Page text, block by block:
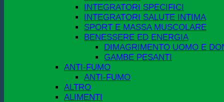
INTEGRATORI SPECIFICI
INTEGRATORI SALUTE INTIMA
SPORT E MASSA MUSCOLARE
BENESSERE ED ENERGIA
DIMAGRIMENTO UOMO E
GAMBE PESANTI
ANTI-FUMO
ANTI-FUMO
ALTRO
ALIMENTI